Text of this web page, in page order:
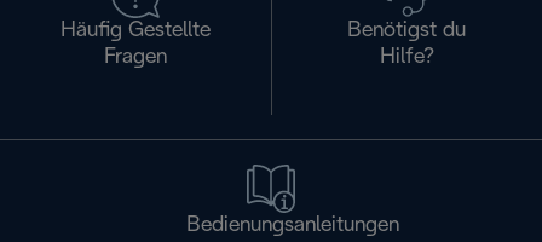
Häufig Gestellte
Fragen
Benötigst du
Hilfe?
Bedienungsanleitungen